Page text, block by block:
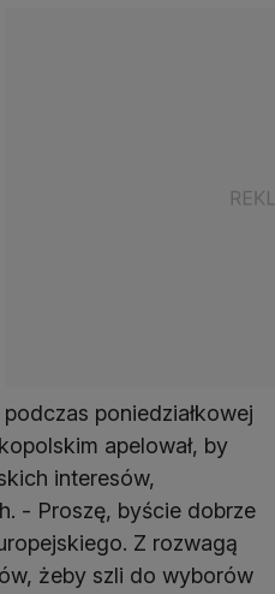
podczas poniedziałkowej
apelował, by
interesów,
- Proszę, byście dobrze
Z rozwagą
żeby szli do wyborów